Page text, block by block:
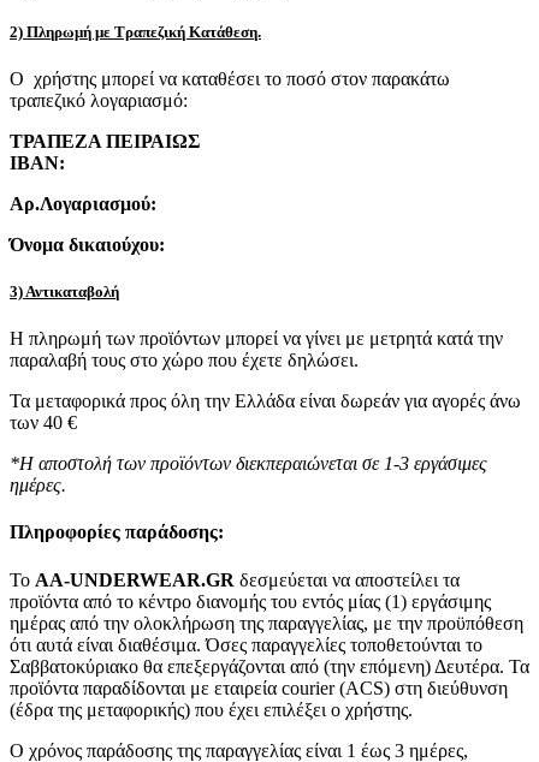
2) Πληρωμή με Τραπεζική Κατάθεση.
Ο χρήστης μπορεί να καταθέσει το ποσό στον παρακάτω
τραπεζικό λογαριασμό:
ΤΡΑΠΕΖΑ ΠΕΙΡΑΙΩΣ
IBAN:
Αρ.Λογαριασμού:
Όνομα δικαιούχου:
3) Αντικαταβολή
Η πληρωμή των προϊόντων μπορεί να γίνει με μετρητά κατά την
παραλαβή τους στο χώρο που έχετε δηλώσει.
Τα μεταφορικά προς όλη την Ελλάδα είναι δωρεάν για αγορές άνω
των 40 €
*Η αποστολή των προϊόντων διεκπεραιώνεται σε 1-3 εργάσιμες
ημέρες.
Πληροφορίες παράδοσης:
To AA-UNDERWEAR.GR δεσμεύεται να αποστείλει τα
προϊόντα από το κέντρο διανομής του εντός μίας (1) εργάσιμης
ημέρας από την ολοκλήρωση της παραγγελίας, με την προϋπόθεση
ότι αυτά είναι διαθέσιμα. Όσες παραγγελίες τοποθετούνται το
Σαββατοκύριακο θα επεξεργάζονται από (την επόμενη) Δευτέρα. Τα
προϊόντα παραδίδονται με εταιρεία courier (ACS) στη διεύθυνση
(έδρα της μεταφορικής) που έχει επιλέξει ο χρήστης.
Ο χρόνος παράδοσης της παραγγελίας είναι 1 έως 3 ημέρες,